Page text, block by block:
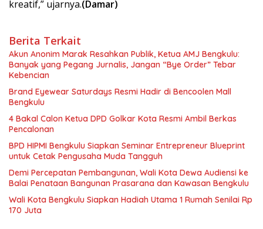
kreatif,” ujarnya.(Damar)
Berita Terkait
Akun Anonim Marak Resahkan Publik, Ketua AMJ Bengkulu:
Banyak yang Pegang Jurnalis, Jangan “Bye Order” Tebar
Kebencian
Brand Eyewear Saturdays Resmi Hadir di Bencoolen Mall
Bengkulu
4 Bakal Calon Ketua DPD Golkar Kota Resmi Ambil Berkas
Pencalonan
BPD HIPMI Bengkulu Siapkan Seminar Entrepreneur Blueprint
untuk Cetak Pengusaha Muda Tangguh
Demi Percepatan Pembangunan, Wali Kota Dewa Audiensi ke
Balai Penataan Bangunan Prasarana dan Kawasan Bengkulu
Wali Kota Bengkulu Siapkan Hadiah Utama 1 Rumah Senilai Rp
170 Juta